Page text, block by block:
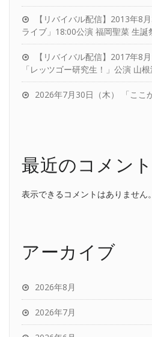
【リバイバル配信】2013年8
ライブ」18:00公演 福岡聖菜 生誕
【リバイバル配信】2017年8
「レッツゴー研究生！」公演 山
2026年7月30日（木） 「ここ
最近のコメント
表示できるコメントはありません。
アーカイブ
2026年8月
2026年7月